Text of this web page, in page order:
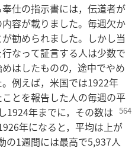
奉仕の指示書には，伝道者が
容が載りました。毎週欠か
勧められました。しかし当
なって証言する人は少数で
はしたものの，途中でやめ
例えば，米国では1922年
とを報告した人の毎週の平
1924年までに，その数は
年になると，平均は上が
の1週間には最高で5,937人